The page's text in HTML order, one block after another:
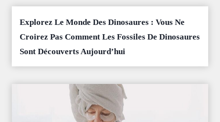
Explorez Le Monde Des Dinosaures : Vous Ne
Croirez Pas Comment Les Fossiles De Dinosaures
Sont Découverts Aujourd’hui